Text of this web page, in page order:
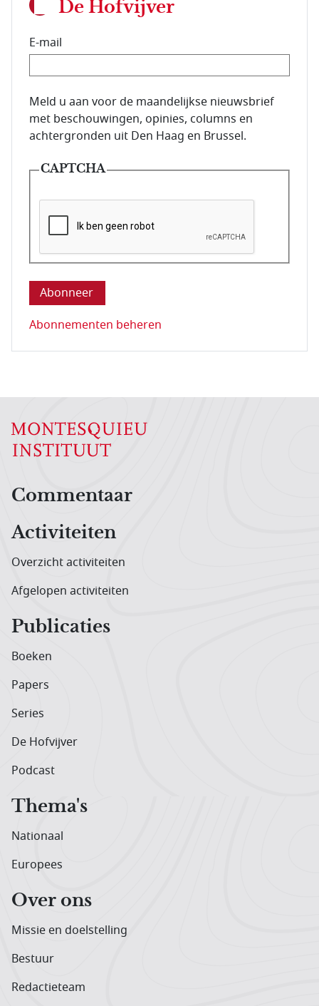
De Hofvijver
E-mail
E-mailadres van de abonnee.
Meld u aan voor de maandelijkse nieuwsbrief
met beschouwingen, opinies, columns en
achtergronden uit Den Haag en Brussel.
CAPTCHA
Deze vraag is om te controleren dat u een mens
Abonnementen beheren
Hoofdnavigatiemenu
Commentaar
Activiteiten
Overzicht activiteiten
Afgelopen activiteiten
Publicaties
Boeken
Papers
Series
De Hofvijver
Podcast
Thema's
Nationaal
Europees
Over ons
Missie en doelstelling
Bestuur
Redactieteam